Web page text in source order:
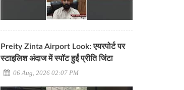
Preity Zinta Airport Look: एयरपोर्ट पर
स्टाइलिश अंदाज में स्पॉट हुईं प्रीति जिंटा
06 Aug, 2026 02:07 PM